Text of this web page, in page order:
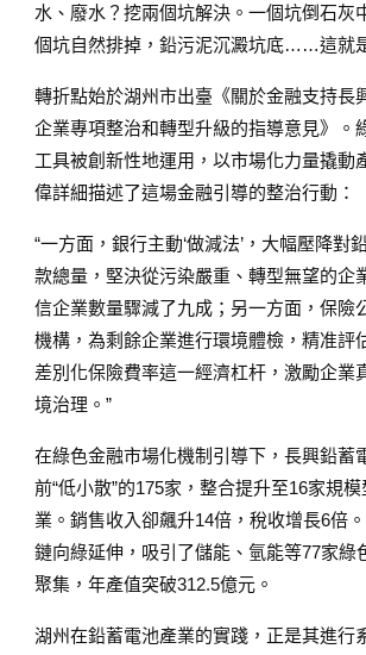
水、廢水？挖兩個坑解決。一個坑倒石灰
個坑自然排掉，鉛污泥沉澱坑底……這就是
轉折點始於湖州市出臺《關於金融支持長
企業專項整治和轉型升級的指導意見》。
工具被創新性地運用，以市場化力量撬動
偉詳細描述了這場金融引導的整治行動：
“一方面，銀行主動‘做減法’，大幅壓降對
款總量，堅決從污染嚴重、轉型無望的企
信企業數量驟減了九成；另一方面，保險
機構，為剩餘企業進行環境體檢，精准評
差別化保險費率這一經濟杠杆，激勵企業
境治理。”
在綠色金融市場化機制引導下，長興鉛蓄
前“低小散”的175家，整合提升至16家規
業。銷售收入卻飆升14倍，稅收增長6倍
鏈向綠延伸，吸引了儲能、氫能等77家綠
聚集，年產值突破312.5億元。
湖州在鉛蓄電池產業的實踐，正是其進行